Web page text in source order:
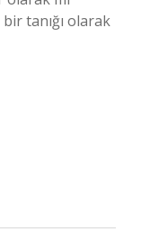
tanığı olarak